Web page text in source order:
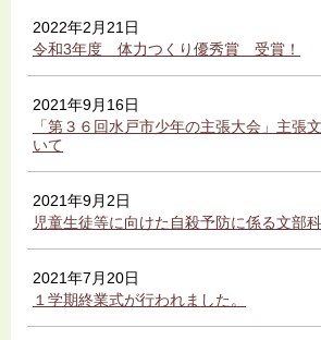
2022年2月21日
令和3年度 体力つくり優秀賞 受賞！
2021年9月16日
「第３６回水戸市少年の主張大会」主張
いて
2021年9月2日
児童生徒等に向けた自殺予防に係る文部
2021年7月20日
１学期終業式が行われました。